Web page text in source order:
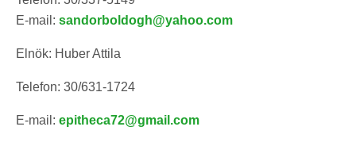
E-mail: sandorboldogh@yahoo.com
Elnök: Huber Attila
Telefon: 30/631-1724
E-mail: epitheca72@gmail.com